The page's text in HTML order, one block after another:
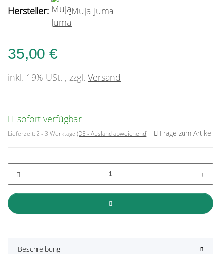
Hersteller:
Muja Juma
35,00 €
inkl. 19% USt. , zzgl. Versand
sofort verfügbar
Lieferzeit: 2 - 3 Werktage (DE - Ausland abweichend) Frage zum Artikel
Beschreibung